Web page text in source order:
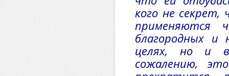
кого не секрет,
применяются
благородных и
целях, но и
сожалению,